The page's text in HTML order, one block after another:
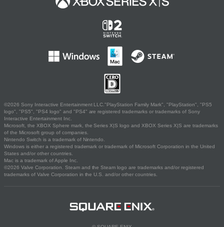
©2026 Sony Interactive Entertainment LLC."PlayStation Family Mark", "PlayStation", "PS5
logo", "PS5", "PS4 logo" and "PS4" are registered trademarks or trademarks of Sony
Interactive Entertainment Inc.
Microsoft, the XBOX Sphere mark, the Series X|S logo and XBOX Series X|S are trademarks
of the Microsoft group of companies.
Nintendo Switch is a trademark of Nintendo.
Windows is either a registered trademark or trademark of Microsoft Corporation in the United
States and/or other countries.
Mac is a trademark of Apple Inc.
©2026 Valve Corporation. Steam and the Steam logo are trademarks and/or registered
trademarks of Valve Corporation in the U.S. and/or other countries.